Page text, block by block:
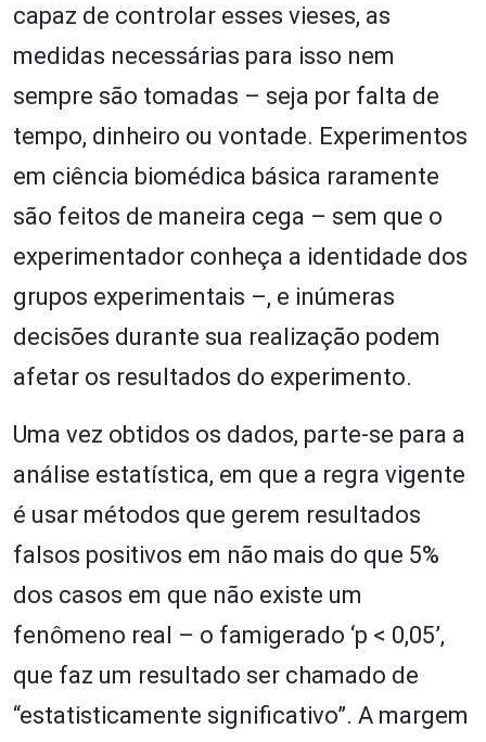
capaz de controlar esses vieses, as
medidas necessárias para isso nem
sempre são tomadas – seja por falta de
tempo, dinheiro ou vontade. Experimentos
em ciência biomédica básica raramente
são feitos de maneira cega – sem que o
experimentador conheça a identidade dos
grupos experimentais –, e inúmeras
decisões durante sua realização podem
afetar os resultados do experimento.
Uma vez obtidos os dados, parte-se para a
análise estatística, em que a regra vigente
é usar métodos que gerem resultados
falsos positivos em não mais do que 5%
dos casos em que não existe um
fenômeno real – o famigerado ‘p < 0,05’,
que faz um resultado ser chamado de
“estatisticamente significativo”. A margem